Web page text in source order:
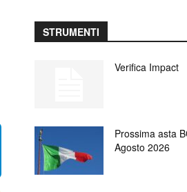
STRUMENTI
Verifica Impact
Prossima asta
Agosto 2026